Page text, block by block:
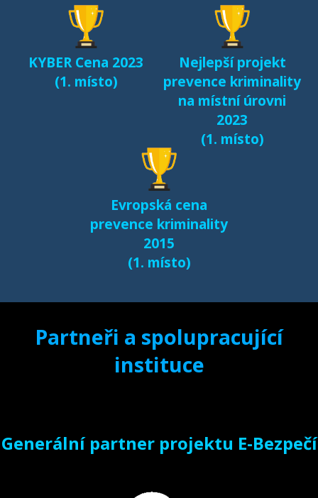
KYBER Cena 2023
(1. místo)
Nejlepší projekt
prevence kriminality
na místní úrovni
2023
(1. místo)
Evropská cena
prevence kriminality
2015
(1. místo)
Partneři a spolupracující
instituce
Generální partner projektu E-Bezpečí